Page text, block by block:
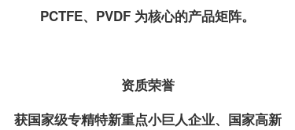
PCTFE、PVDF 为核心的产品矩阵。
资质荣誉
获国家级专精特新重点小巨人企业、国家高新